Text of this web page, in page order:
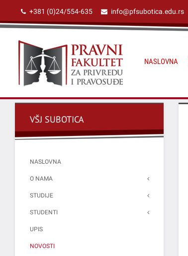
+381 (0)24/554-635 info@pfsubotica.edu.rs
NASLOVNA
VŠJ SUBOTICA
NASLOVNA
O NAMA
STUDIJE
STUDENTI
UPIS
NOVOSTI